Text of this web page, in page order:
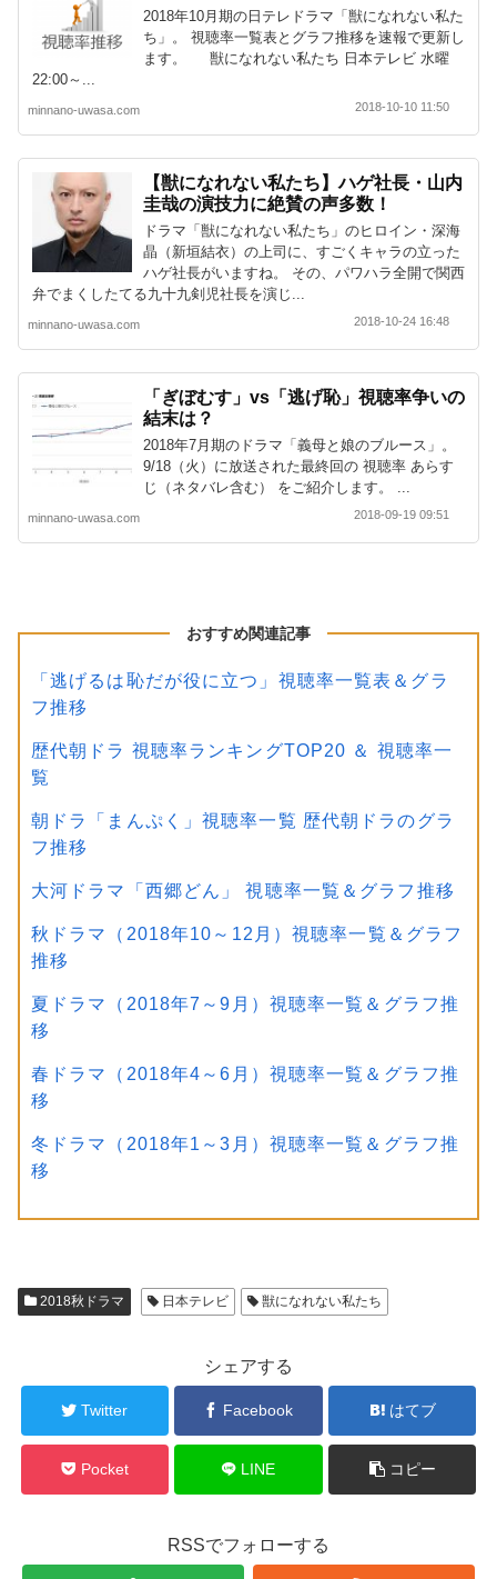
2018年10月期の日テレドラマ「獣になれない私た
ち」。 視聴率一覧表とグラフ推移を速報で更新し
ます。 獣になれない私たち 日本テレビ 水曜
22:00～...
minnano-uwasa.com 2018-10-10 11:50
【獣になれない私たち】ハゲ社長・山内
圭哉の演技力に絶賛の声多数！
ドラマ「獣になれない私たち」のヒロイン・深海
晶（新垣結衣）の上司に、すごくキャラの立った
ハゲ社長がいますね。 その、パワハラ全開で関西
弁でまくしたてる九十九剣児社長を演じ...
minnano-uwasa.com 2018-10-24 16:48
「ぎぼむす」vs「逃げ恥」視聴率争いの
結末は？
2018年7月期のドラマ「義母と娘のブルース」。
9/18（火）に放送された最終回の 視聴率 あらす
じ（ネタバレ含む） をご紹介します。 ...
minnano-uwasa.com 2018-09-19 09:51
おすすめ関連記事
「逃げるは恥だが役に立つ」視聴率一覧表＆グラ
フ推移
歴代朝ドラ 視聴率ランキングTOP20 ＆ 視聴率一
覧
朝ドラ「まんぷく」視聴率一覧 歴代朝ドラのグラ
フ推移
大河ドラマ「西郷どん」 視聴率一覧＆グラフ推移
秋ドラマ（2018年10～12月）視聴率一覧＆グラフ
推移
夏ドラマ（2018年7～9月）視聴率一覧＆グラフ推
移
春ドラマ（2018年4～6月）視聴率一覧＆グラフ推
移
冬ドラマ（2018年1～3月）視聴率一覧＆グラフ推
移
2018秋ドラマ 日本テレビ 獣になれない私たち
シェアする
Twitter Facebook はてブ
Pocket LINE コピー
RSSでフォローする